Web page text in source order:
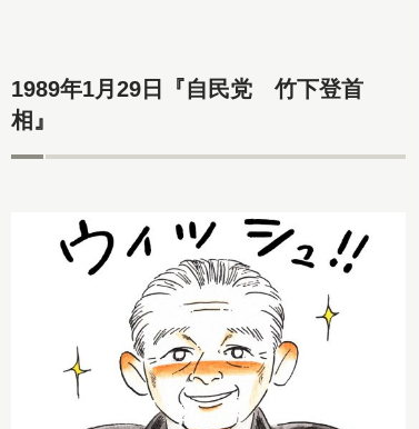
1989年1月29日『自民党 竹下登首
相』